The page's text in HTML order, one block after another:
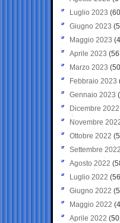
Luglio 2023
Giugno 2023
Maggio 2023
Aprile 2023
Marzo 2023
Febbraio 2023
Gennaio 2023
Dicembre 2022
Novembre
Ottobre 2022
Settembre 2022
Agosto 2022
Luglio 2022
Giugno 2022
Maggio 2022
Aprile 2022